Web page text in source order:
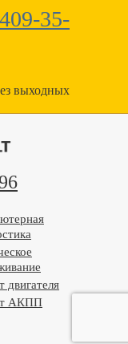
35-
выходных
двигателя
АКПП